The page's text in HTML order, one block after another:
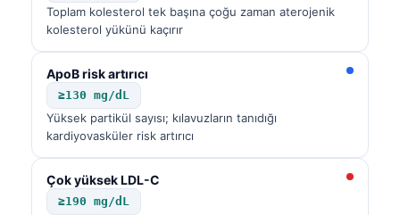
Toplam kolesterol tek başına çoğu zaman aterojenik
kolesterol yükünü kaçırır
ApoB risk artırıcı
≥130 mg/dL
Yüksek partikül sayısı; kılavuzların tanıdığı
kardiyovasküler risk artırıcı
Çok yüksek LDL-C
≥190 mg/dL